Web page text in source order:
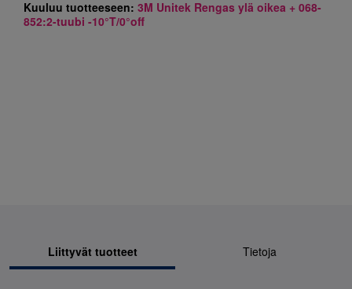
Kuuluu tuotteeseen: 3M Unitek Rengas ylä oikea + 068-
852:2-tuubi -10°T/0°off
Liittyvät tuotteet Tietoja